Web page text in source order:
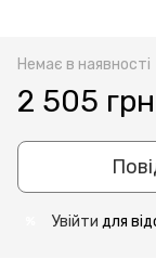
Немає в наявності
2 505 грн
Увійти для